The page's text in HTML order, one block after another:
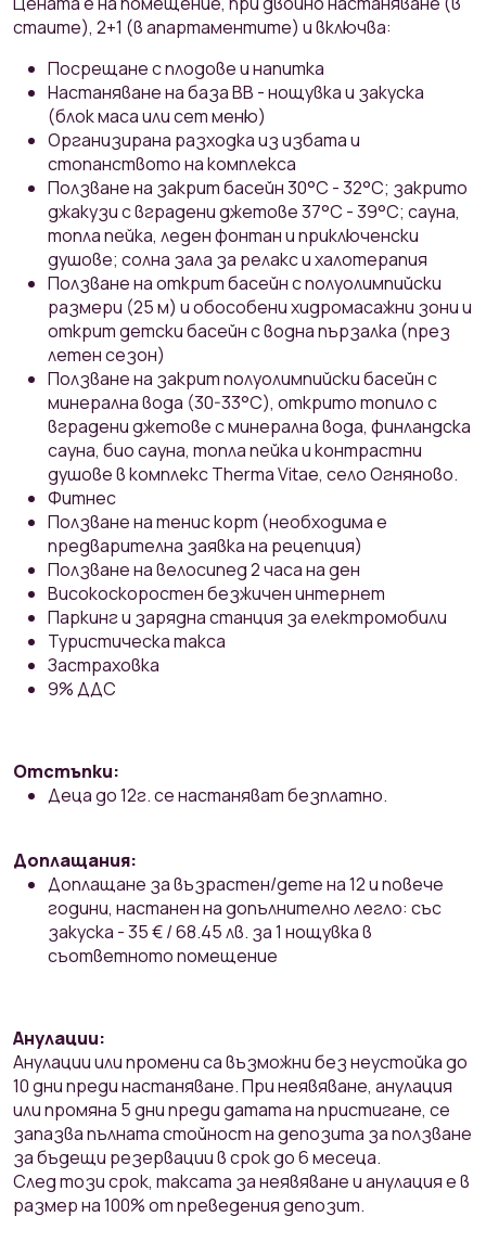
стаите), 2+1 (в апартаментите) и включва:
Посрещане с плодове и напитка
Настаняване на база ВВ - нощувка и закуска
(блок маса или сет меню)
Организирана разходка из избата и
стопанството на комплекса
Ползване на закрит басейн 30°С - 32°С; закрито
джакузи с вградени джетове 37°С - 39°С; сауна,
топла пейка, леден фонтан и приключенски
душове; солна зала за релакс и халотерапия
Ползване на открит басейн с полуолимпийски
размери (25 м) и обособени хидромасажни зони и
открит детски басейн с водна пързалка (през
летен сезон)
Ползване на закрит полуолимпийски басейн с
минерална вода (30-33°С), открито топило с
вградени джетове с минерална вода, финландска
сауна, био сауна, топла пейка и контрастни
душове в комплекс Therma Vitae, село Огняново.
Фитнес
Ползване на тенис корт (необходима е
предварителна заявка на рецепция)
Ползване на велосипед 2 часа на ден
Високоскоростен безжичен интернет
Паркинг и зарядна станция за електромобили
Туристическа такса
Застраховка
9% ДДС
Отстъпки:
Деца до 12г. се настаняват безплатно.
Доплащания:
Доплащане за възрастен/дете на 12 и повече
години, настанен на допълнително легло: със
закуска - 35 € / 68.45 лв. за 1 нощувка в
съответното помещение
Анулации:
Анулации или промени са възможни без неустойка до
10 дни преди настаняване. При неявяване, анулация
или промяна 5 дни преди датата на пристигане, се
запазва пълната стойност на депозитa за ползване
за бъдещи резервации в срок до 6 месеца.
След този срок, таксата за неявяване и анулация е в
размер на 100% от преведения депозит.